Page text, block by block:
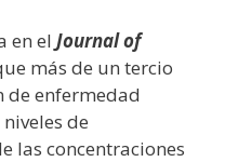
en el Journal of
más de un tercio
de enfermedad
de
las concentraciones